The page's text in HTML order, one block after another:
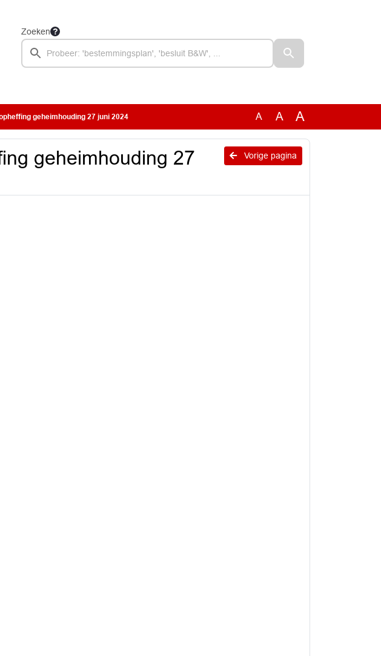
Zoeken
geheimhouding 27 juni 2024 A A A
Vorige pagina
geheimhouding 27